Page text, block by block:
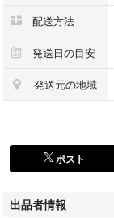
配送方法
発送日の目安
発送元の地域
ポスト
出品者情報